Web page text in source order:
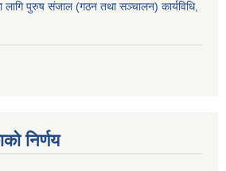
पुरुष संजाल (गठन तथा सञ्चालन) कार्यविधि,
निर्णय